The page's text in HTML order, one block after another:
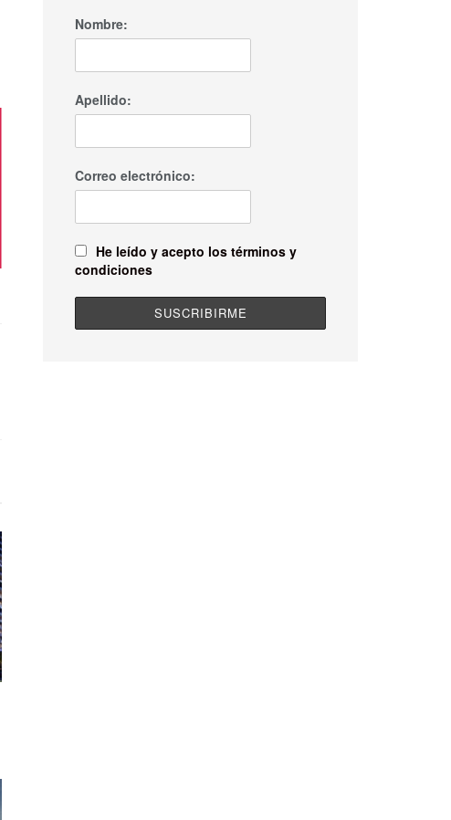
Nombre:
Apellido:
Correo electrónico:
He leído y acepto los términos y
condiciones